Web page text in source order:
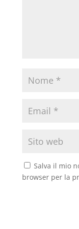
Salva il mio
browser per la